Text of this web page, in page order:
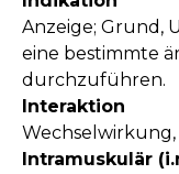
Anzeige; Grund,
eine bestimmte
durchzuführen.
Interaktion
Wechselwirkung,
Intramuskulär